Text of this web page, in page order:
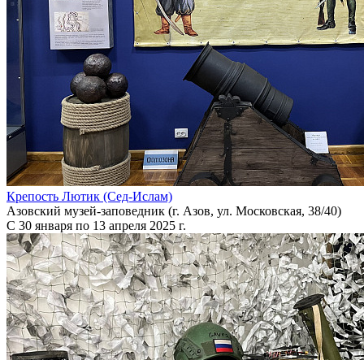
Крепость Лютик (Сед-Ислам)
Азовский музей-заповедник (г. Азов, ул. Московская, 38/40)
С 30 января по 13 апреля 2025 г.